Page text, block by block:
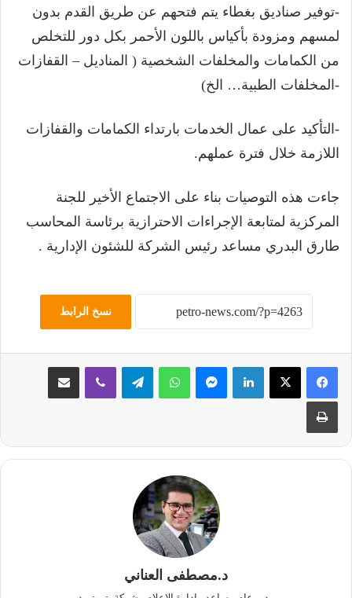
-توفير صناديق بغطاء يتم فتحهم عن طريق القدم بدون
لمسهم ومزودة بأكياس باللون الأحمر بكل دور للتخلص
من الكمامات والمخلفات الشخصية ( المناديل – القفازات
-المخلفات الطبية… الخ)
-التأكيد على عمال الخدمات بارتداء الكمامات والقفازات
اللازمة خلال فترة عملهم.
جاءت هذه التوصيات بناء على الاجتماع الأخير للجنة
المركزية لمتابعة الإجراءات الاحترازية برئاسة المحاسب
طارق البدري مساعد رئيس الشركة للشئون الإدارية .
نسخ الرابط
لينكدإن ماسنجر واتساب تيلقرام ڤايبر مشاركة عبر البريد
طباعة
د.مصطفى العناني